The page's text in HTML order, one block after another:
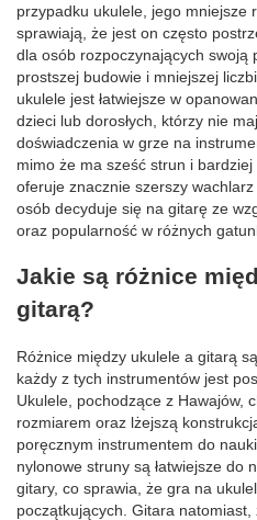
przypadku ukulele, jego mniejsze
sprawiają, że jest on często
dla osób rozpoczynających swoją
prostszej budowie i mniejszej
ukulele jest łatwiejsze w
dzieci lub dorosłych, którzy nie
doświadczenia w grze na
mimo że ma sześć strun i bardziej
oferuje znacznie szerszy
osób decyduje się na gitarę ze
oraz popularność w różnych
Jakie są różnice
gitarą?
Różnice między ukulele a gitarą
każdy z tych instrumentów jest
Ukulele, pochodzące z Hawajów,
rozmiarem oraz lżejszą
poręcznym instrumentem do
nylonowe struny są łatwiejsze do
gitary, co sprawia, że gra na
początkujących. Gitara